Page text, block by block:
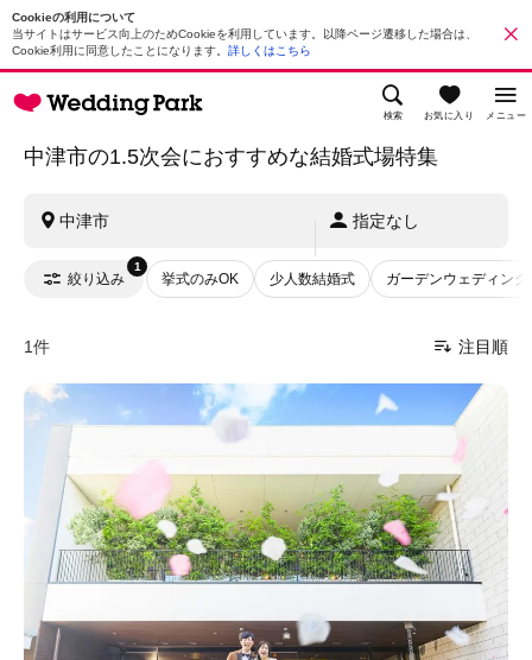
Cookieの利用について
当サイトはサービス向上のためCookieを利用しています。以降ページ遷移した場合は、
Cookie利用に同意したことになります。 詳しくはこちら
検索 お気に入り メニュー
中津市の1.5次会におすすめな結婚式場特集
中津市 指定なし
絞り込み
1
挙式のみOK 少人数結婚式 ガーデンウェディング
1件 注目順